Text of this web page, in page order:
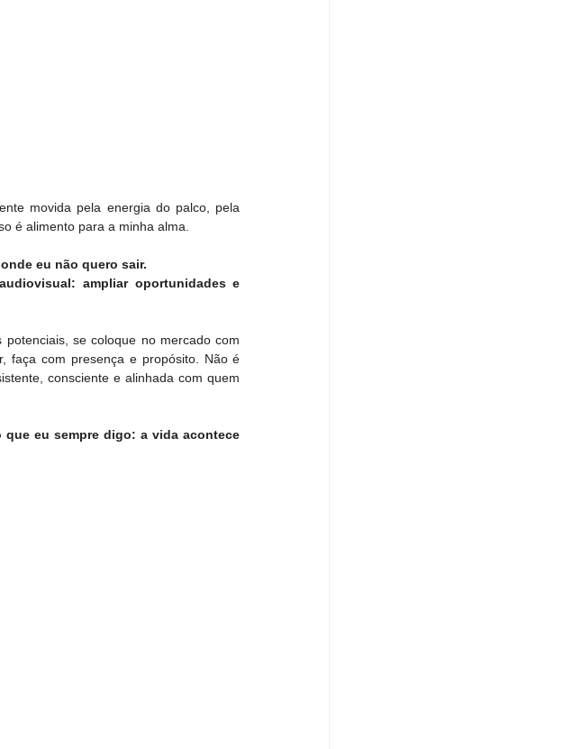
movida pela energia do palco, pela
é alimento para a minha alma.
eu não quero sair.
ampliar oportunidades e
se coloque no mercado com
faça com presença e propósito. Não é
consciente e alinhada com quem
eu sempre digo: a vida acontece